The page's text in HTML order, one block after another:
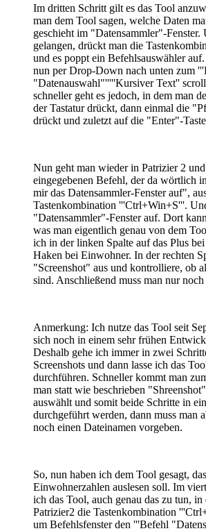
Im dritten Schritt gilt es das Tool
man dem Tool sagen, welche Daten
geschieht im "Datensammler"-Fenster.
gelangen, drückt man die
und es poppt ein Befehlsauswähler
nun per Drop-Down nach unten zum
"Datenauswahl"'''''Kursiver Text''
schneller geht es jedoch, in dem man
der Tastatur drückt, dann einmal die
drückt und zuletzt auf die "Enter"-
Nun geht man wieder in Patrizier 2
eingegebenen Befehl, der da wörtlich
mir das Datensammler-Fenster auf",
Tastenkombination '''Ctrl+Win+S'''.
"Datensammler"-Fenster auf. Dort
was man eigentlich genau von dem
ich in der linken Spalte auf das Plus
Haken bei Einwohner. In der rechten
"Screenshot" aus und kontrolliere, ob
sind. Anschließend muss man nur
Anmerkung: Ich nutze das Tool seit
sich noch in einem sehr frühen
Deshalb gehe ich immer in zwei
Screenshots und dann lasse ich das
durchführen. Schneller kommt man
man statt wie beschrieben
auswählt und somit beide Schritte in
durchgeführt werden, dann muss man
noch einen Dateinamen vorgeben.
So, nun haben ich dem Tool gesagt,
Einwohnerzahlen auslesen soll. Im
ich das Tool, auch genau das zu tun,
Patrizier2 die Tastenkombination
um Befehlsfenster den '''Befehl